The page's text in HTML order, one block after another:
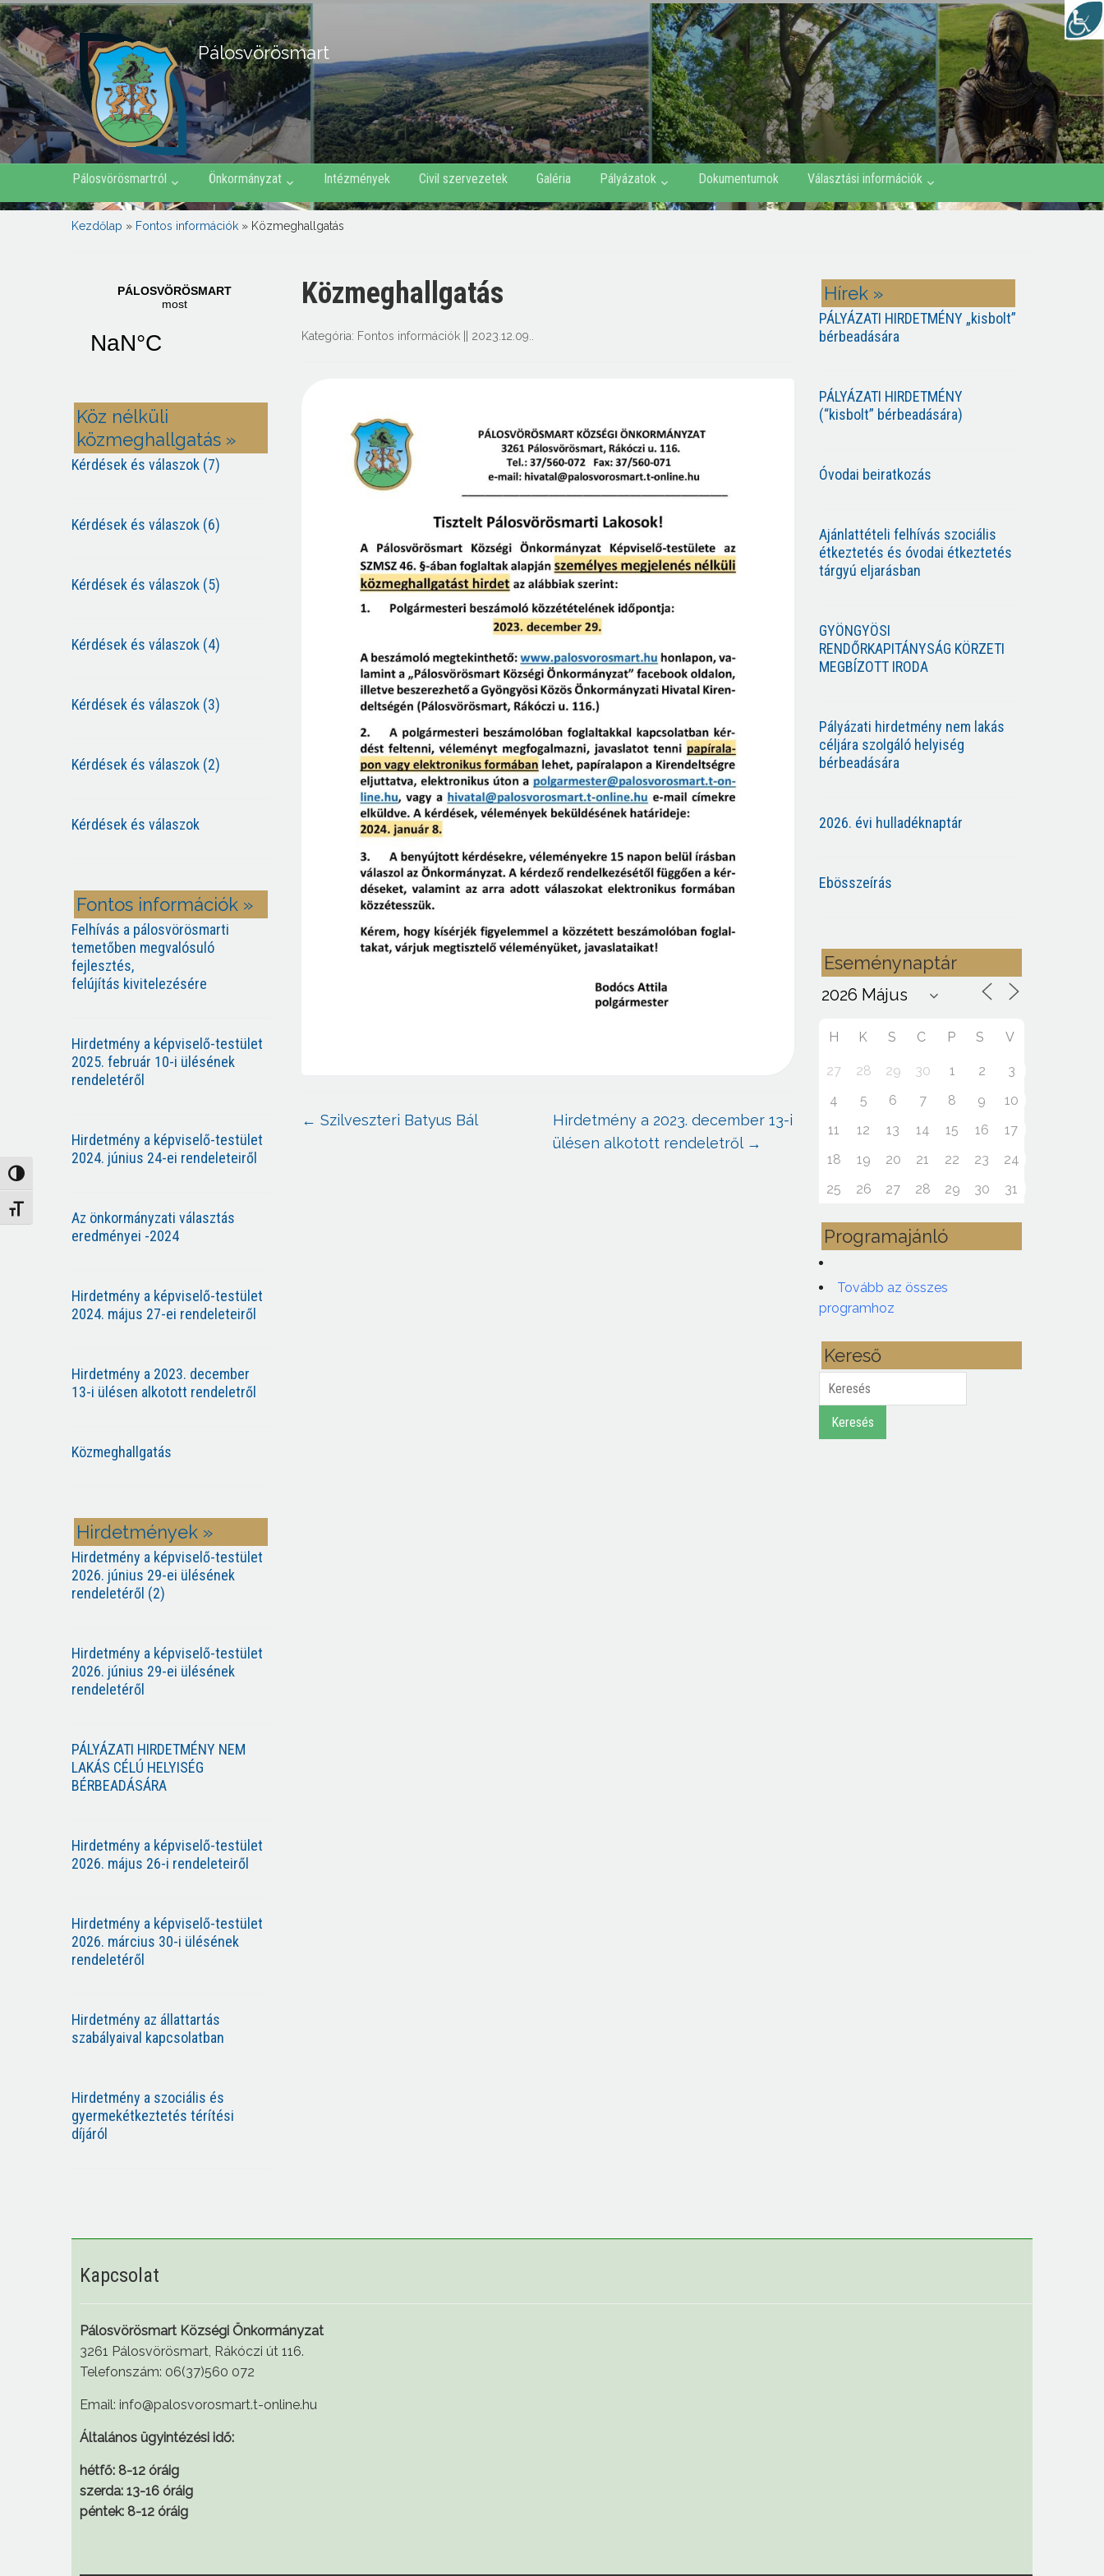
Nagy kontraszt váltása
Betűméret váltása
Pálosvörösmart
Pálosvörösmartról Önkormányzat Intézmények Civil szervezetek Galéria Pályázatok Dokumentumok Választási információk
Kezdőlap » Fontos információk » Közmeghallgatás
Köz nélküli
közmeghallgatás »
Kérdések és válaszok (7)
Kérdések és válaszok (6)
Kérdések és válaszok (5)
Kérdések és válaszok (4)
Kérdések és válaszok (3)
Kérdések és válaszok (2)
Kérdések és válaszok
Fontos információk »
Felhívás a pálosvörösmarti
temetőben megvalósuló
fejlesztés,
felújítás kivitelezésére
Hirdetmény a képviselő-testület
2025. február 10-i ülésének
rendeletéről
Hirdetmény a képviselő-testület
2024. június 24-ei rendeleteiről
Az önkormányzati választás
eredményei -2024
Hirdetmény a képviselő-testület
2024. május 27-ei rendeleteiről
Hirdetmény a 2023. december
13-i ülésen alkotott rendeletről
Közmeghallgatás
Hirdetmények »
Hirdetmény a képviselő-testület
2026. június 29-ei ülésének
rendeletéről (2)
Hirdetmény a képviselő-testület
2026. június 29-ei ülésének
rendeletéről
PÁLYÁZATI HIRDETMÉNY NEM
LAKÁS CÉLÚ HELYISÉG
BÉRBEADÁSÁRA
Hirdetmény a képviselő-testület
2026. május 26-i rendeleteiről
Hirdetmény a képviselő-testület
2026. március 30-i ülésének
rendeletéről
Hirdetmény az állattartás
szabályaival kapcsolatban
Hirdetmény a szociális és
gyermekétkeztetés térítési
díjáról
Közmeghallgatás
Kategória: Fontos információk 2023.12.09.
← Szilveszteri Batyus Bál
Hirdetmény a 2023. december 13-i
ülésen alkotott rendeletről →
Hírek »
PÁLYÁZATI HIRDETMÉNY „kisbolt”
bérbeadására
PÁLYÁZATI HIRDETMÉNY
(“kisbolt” bérbeadására)
Óvodai beiratkozás
Ajánlattételi felhívás szociális
étkeztetés és óvodai étkeztetés
tárgyú eljarásban
GYÖNGYÖSI
RENDŐRKAPITÁNYSÁG KÖRZETI
MEGBÍZOTT IRODA
Pályázati hirdetmény nem lakás
céljára szolgáló helyiség
bérbeadására
2026. évi hulladéknaptár
Ebösszeírás
Eseménynaptár
H K S C P S V
27 28 29 30 1 2
3
4
5 6 7 8 9
10
11
12 13 14 15 16
17
18
19 20 21 22 23
24
25
26 27 28 29 30 31
Programajánló
Tovább az összes
programhoz
Kereső
Keresés
Keresés
Kapcsolat
Pálosvörösmart Községi Önkormányzat
3261 Pálosvörösmart, Rákóczi út 116.
Telefonszám: 06(37)560 072
Email: info@palosvorosmart.t-online.hu
Általános ügyintézési idő:
hétfő: 8-12 óráig
szerda: 13-16 óráig
péntek: 8-12 óráig